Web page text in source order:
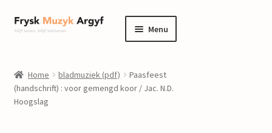
Ga
door
navigatie
Ga
naar
inhoud
Menu
informatie
Submenu
Home bladmuziek (pdf)
Paasfeest
(handschrift) : voor gemengd koor / Jac. N.D.
Hoogslag